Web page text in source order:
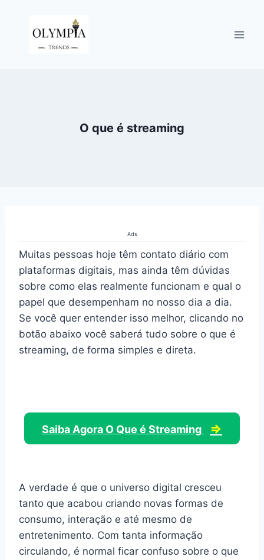
O que é streaming
Ads
Muitas pessoas hoje têm contato diário com
plataformas digitais, mas ainda têm dúvidas
sobre como elas realmente funcionam e qual o
papel que desempenham no nosso dia a dia.
Se você quer entender isso melhor, clicando no
botão abaixo você saberá tudo sobre o que é
streaming, de forma simples e direta.
Saiba Agora O Que é Streaming ⇒
A verdade é que o universo digital cresceu
tanto que acabou criando novas formas de
consumo, interação e até mesmo de
entretenimento. Com tanta informação
circulando, é normal ficar confuso sobre o que